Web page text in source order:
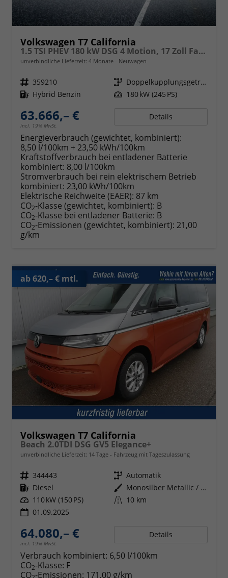
Volkswagen T7 California
1.5 TSI PHEV 180 kW DSG 4 Motion, 17 Zoll Fahrwerk, Sitze 4, Leichtmetallfelgen Zoll, Markise mit Schiene und Gehäuse links, Klima, 5 Jahre Werksgarantie,
unverbindliche Lieferzeit: 4 Monate Neuwagen
Fahrzeugnr. 359210 Getriebe
Doppelkupplungsgetriebe (DSG)
Kraftstoff Hybrid Benzin Leistung 180 kW (245 PS)
63.666,– €
incl. 19% MwSt.
Details
Energieverbrauch (gewichtet, kombiniert):
8,50 l/100km + 23,50 kWh/100km
Kraftstoffverbrauch bei entladener Batterie
kombiniert: 8,00 l/100km
Stromverbrauch bei rein elektrischem Betrieb
kombiniert: 23,00 kWh/100km
Elektrische Reichweite (EAER): 87 km
CO2-Klasse (gewichtet, kombiniert): B
CO2-Klasse bei entladener Batterie: B
CO2-Emissionen (gewichtet, kombiniert): 21,00
g/km
ab 620,– € mtl.
Volkswagen T7 California
Beach 2.0TDI DSG GV5 Elegance+
unverbindliche Lieferzeit: 14 Tage Fahrzeug mit Tageszulassung
Fahrzeugnr. 344443 Getriebe Automatik
Kraftstoff Diesel Außenfarbe
Monosilber Metallic / Energeticorange Metallic
Leistung 110 kW (150 PS) Kilometerstand 10 km
01.09.2025
64.080,– €
incl. 19% MwSt.
Details
Verbrauch kombiniert: 6,50 l/100km
CO2-Klasse: F
CO -Emissionen: 171,00 g/km